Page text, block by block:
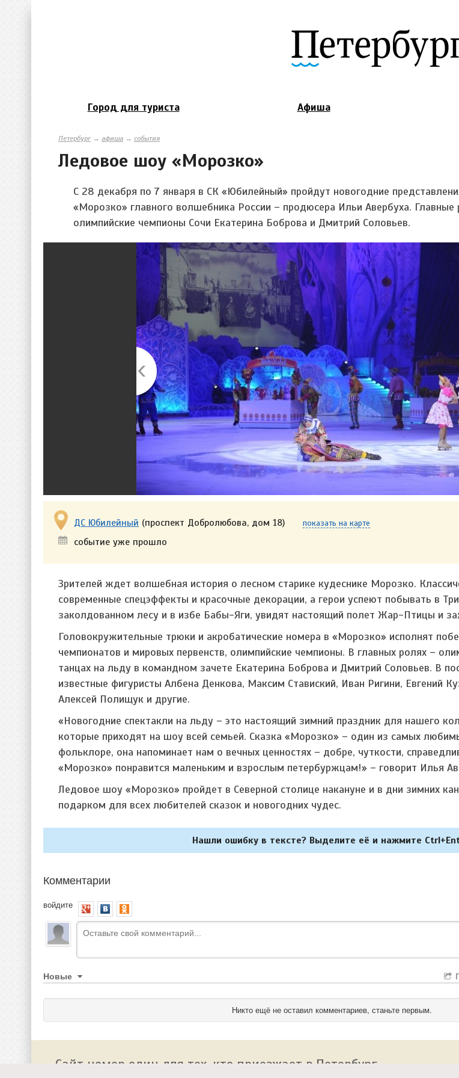
Город для туриста Афиша
Петербург→ афиша → события
Ледовое шоу «Морозко»
С 28 декабря по 7 января в СК «Юбилейный» пройдут новогодние
«Морозко» главного волшебника России – продюсера Ильи Авербуха. Главные
олимпийские чемпионы Сочи Екатерина Боброва и Дмитрий Соловьев.
ДС Юбилейный (проспект Добролюбова, дом 18) показать на карте
событие уже прошло
Зрителей ждет волшебная история о лесном старике кудеснике Морозко.
современные спецэффекты и красочные декорации, а герои успеют побывать в
заколдованном лесу и в избе Бабы-Яги, увидят настоящий полет Жар-Птицы и
Головокружительные трюки и акробатические номера в «Морозко» исполнят
чемпионатов и мировых первенств, олимпийские чемпионы. В главных ролях –
танцах на льду в командном зачете Екатерина Боброва и Дмитрий Соловьев. В
известные фигуристы Албена Денкова, Максим Ставиский, Иван Ригини, Евгений
Алексей Полищук и другие.
«Новогодние спектакли на льду – это настоящий зимний праздник для нашего
которые приходят на шоу всей семьей. Сказка «Морозко» – один из самых
фольклоре, она напоминает нам о вечных ценностях – добре, чуткости,
«Морозко» понравится маленьким и взрослым петербуржцам!» – говорит Илья
Ледовое шоу «Морозко» пройдет в Северной столице накануне и в дни зимних
подарком для всех любителей сказок и новогодних чудес.
Нашли ошибку в тексте? Выделите её и нажмите
Комментарии
войдите
Новые
Никто ещё не оставил комментариев, станьте первым.
Сайт номер один для тех, кто приезжает в Петербург